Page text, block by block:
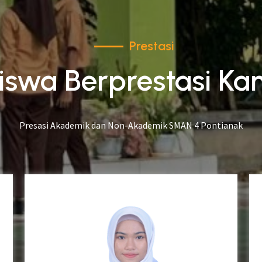
Prestasi
Berprestasi
Presasi Akademik dan Non-Akademik SMAN 4 Pontianak